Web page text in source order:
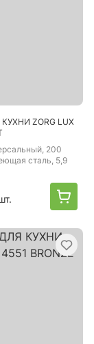
ZORG LUX
200
сталь, 5,9